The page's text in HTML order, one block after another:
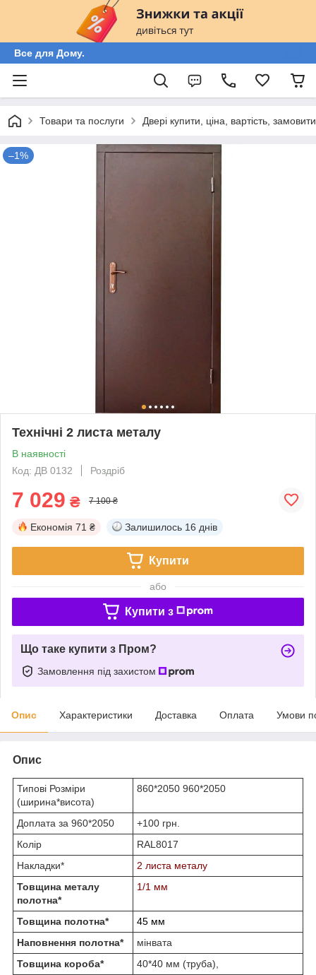
Все для Дому.
Товари та послуги Двері купити, ціна, вартість,
–1%
Технічні 2 листа металу
В наявності
Код: ДВ 0132
Роздріб
7 029 ₴ 7 100 ₴
Економія 71 ₴ Залишилось 16 днів
Купити
або
Купити з
Що таке купити з Пром?
Замовлення під захистом
Опис Характеристики Доставка Оплата Умови
Опис
Типові Розміри
(ширина*висота)
860*2050 960*2050
Доплата за 960*2050
+100 грн.
Колір
RAL8017
Накладки*
2 листа металу
Товщина металу
полотна*
1/1 мм
Товщина полотна*
45 мм
Наповнення полотна*
мінвата
Товщина короба*
40*40 мм (труба),